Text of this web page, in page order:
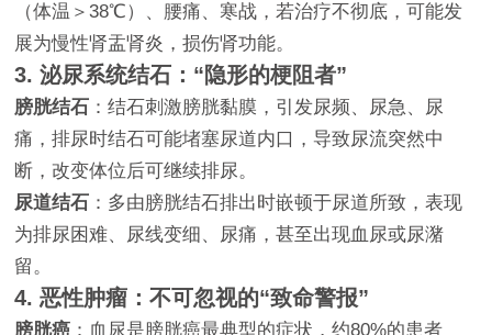
（体温＞38℃）、腰痛、寒战，若治疗不彻底，可能发
展为慢性肾盂肾炎，损伤肾功能。
3. 泌尿系统结石：“隐形的梗阻者”
膀胱结石 ：结石刺激膀胱黏膜，引发尿频、尿急、尿
痛，排尿时结石可能堵塞尿道内口，导致尿流突然中
断，改变体位后可继续排尿。
尿道结石 ：多由膀胱结石排出时嵌顿于尿道所致，表现
为排尿困难、尿线变细、尿痛，甚至出现血尿或尿潴
留。
4. 恶性肿瘤：不可忽视的“致命警报”
膀胱癌 ：血尿是膀胱癌最典型的症状，约80%的患者